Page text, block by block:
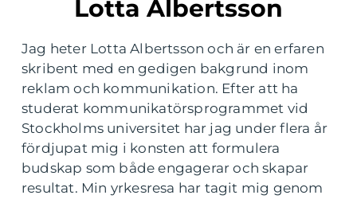
Lotta Albertsson
Jag heter Lotta Albertsson och är en erfaren
skribent med en gedigen bakgrund inom
reklam och kommunikation. Efter att ha
studerat kommunikatörsprogrammet vid
Stockholms universitet har jag under flera år
fördjupat mig i konsten att formulera
budskap som både engagerar och skapar
resultat. Min yrkesresa har tagit mig genom